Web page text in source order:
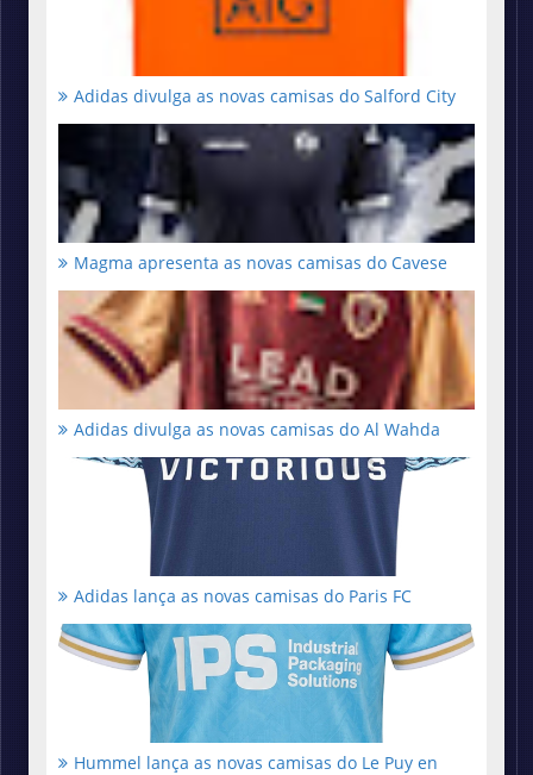
Adidas divulga as novas camisas do Salford City
Magma apresenta as novas camisas do Cavese
Adidas divulga as novas camisas do Al Wahda
Adidas lança as novas camisas do Paris FC
Hummel lança as novas camisas do Le Puy en